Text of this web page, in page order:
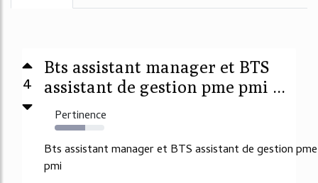
4
Bts assistant manager et BTS
assistant de gestion pme pmi ...
Pertinence
62%
Bts assistant manager et BTS assistant de gestion pme
pmi